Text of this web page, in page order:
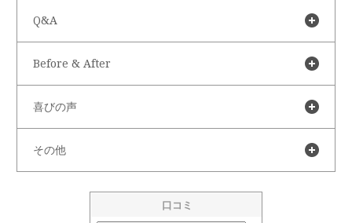
Q&A
Before & After
喜びの声
その他